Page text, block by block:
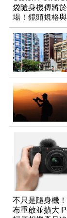
袋隨身機傳將
場！鏡頭規格
升級成為焦點
不只是隨身機
布重啟並擴大